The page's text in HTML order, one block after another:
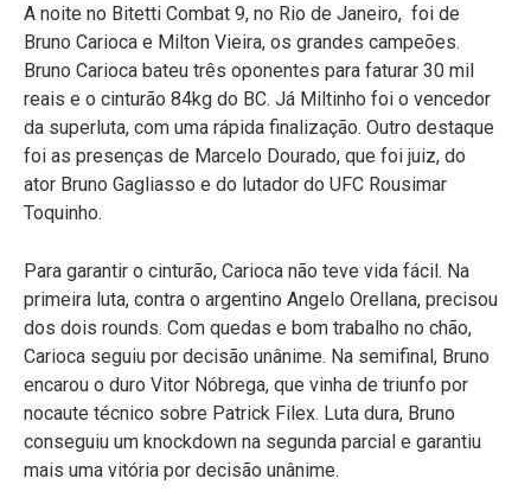
A noite no Bitetti Combat 9, no Rio de Janeiro, foi de
Bruno Carioca e Milton Vieira, os grandes campeões.
Bruno Carioca bateu três oponentes para faturar 30 mil
reais e o cinturão 84kg do BC. Já Miltinho foi o vencedor
da superluta, com uma rápida finalização. Outro destaque
foi as presenças de Marcelo Dourado, que foi juiz, do
ator Bruno Gagliasso e do lutador do UFC Rousimar
Toquinho.
Para garantir o cinturão, Carioca não teve vida fácil. Na
primeira luta, contra o argentino Angelo Orellana, precisou
dos dois rounds. Com quedas e bom trabalho no chão,
Carioca seguiu por decisão unânime. Na semifinal, Bruno
encarou o duro Vitor Nóbrega, que vinha de triunfo por
nocaute técnico sobre Patrick Filex. Luta dura, Bruno
conseguiu um knockdown na segunda parcial e garantiu
mais uma vitória por decisão unânime.